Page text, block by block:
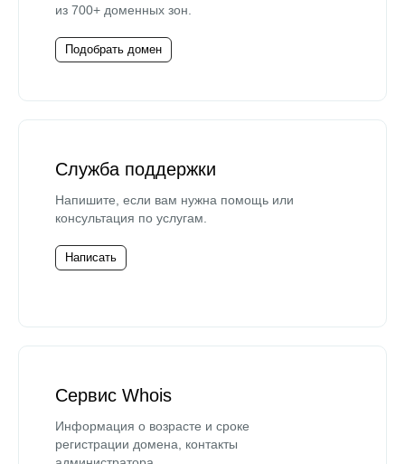
из 700+ доменных зон.
Подобрать домен
Служба поддержки
Напишите, если вам нужна помощь или
консультация по услугам.
Написать
Сервис Whois
Информация о возрасте и сроке
регистрации домена, контакты